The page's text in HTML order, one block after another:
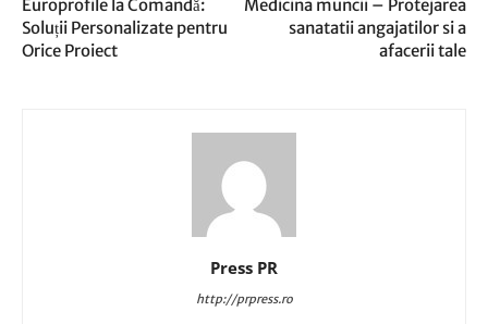
Europrofile la Comandă:
Soluții Personalizate pentru
Orice Proiect
Medicina muncii – Protejarea
sanatatii angajatilor si a
afacerii tale
Press PR
http://prpress.ro